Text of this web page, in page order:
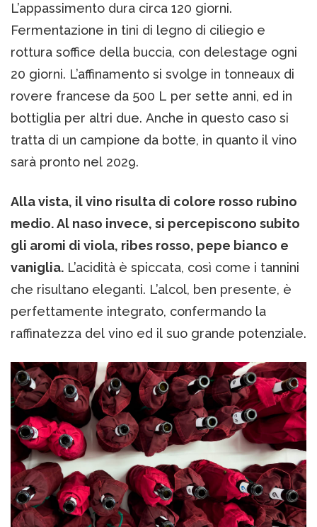
L’appassimento dura circa 120 giorni.
Fermentazione in tini di legno di ciliegio e
rottura soffice della buccia, con delestage ogni
20 giorni. L’affinamento si svolge in tonneaux di
rovere francese da 500 L per sette anni, ed in
bottiglia per altri due. Anche in questo caso si
tratta di un campione da botte, in quanto il vino
sarà pronto nel 2029.
Alla vista, il vino risulta di colore rosso rubino
medio. Al naso invece, si percepiscono subito
gli aromi di viola, ribes rosso, pepe bianco e
vaniglia. L’acidità è spiccata, così come i tannini
che risultano eleganti. L’alcol, ben presente, è
perfettamente integrato, confermando la
raffinatezza del vino ed il suo grande potenziale.